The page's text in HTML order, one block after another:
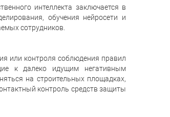
интеллекта заключается в
обучения нейросети и
сотрудников.
или контроля соблюдения правил
к далеко идущим негативным
на строительных площадках,
контроль средств защиты